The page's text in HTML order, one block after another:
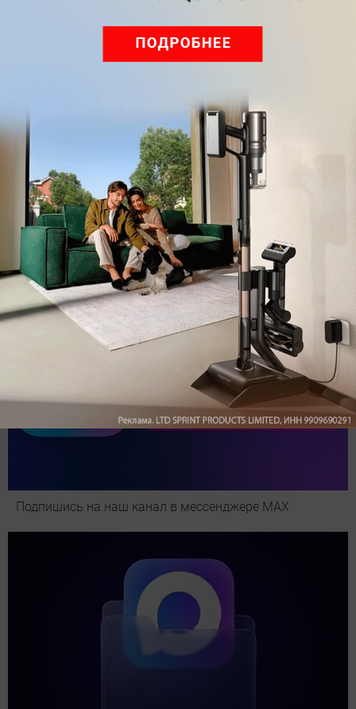
Обзор вертикального пылесоса Dreame Z40 AquaCycle
Pro: гибкий подход к уборке
Подпишись на наш канал в мессенджере МАХ